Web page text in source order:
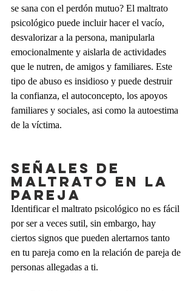
se sana con el perdón mutuo? El maltrato
psicológico puede incluir hacer el vacío,
desvalorizar a la persona, manipularla
emocionalmente y aislarla de actividades
que le nutren, de amigos y familiares. Este
tipo de abuso es insidioso y puede destruir
la confianza, el autoconcepto, los apoyos
familiares y sociales, asi como la autoestima
de la víctima.
Señales de
maltrato en la
pareja
Identificar el maltrato psicológico no es fácil
por ser a veces sutil, sin embargo, hay
ciertos signos que pueden alertarnos tanto
en tu pareja como en la relación de pareja de
personas allegadas a ti.